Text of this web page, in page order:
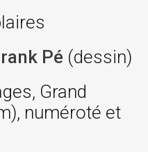
Pé (dessin)
Grand
numéroté et